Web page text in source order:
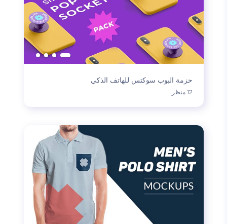
حزمة البوب سوكتس للهاتف الذكي
12 منظر